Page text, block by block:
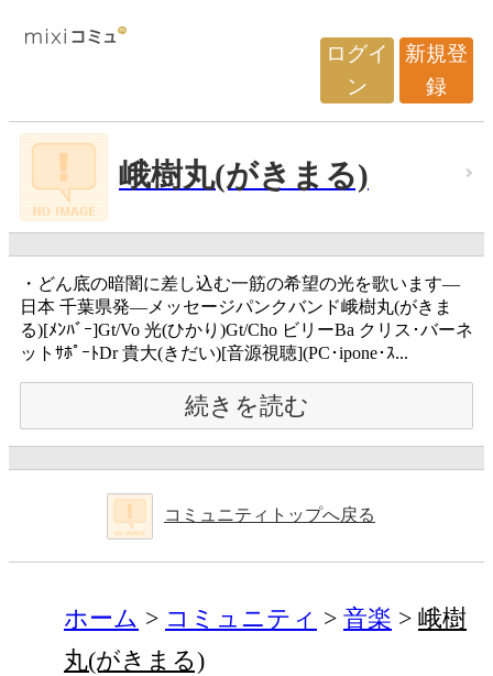
ログイ
ン
新規登
録
峨樹丸(がきまる)
・どん底の暗闇に差し込む一筋の希望の光を歌います―
日本 千葉県発―メッセージパンクバンド峨樹丸(がきま
る)[ﾒﾝﾊﾞｰ]Gt/Vo 光(ひかり)Gt/Cho ビリーBa クリス･バーネ
ットｻﾎﾟｰﾄDr 貴大(きだい)[音源視聴](PC･ipone･ｽ...
続きを読む
コミュニティトップへ戻る
ホーム コミュニティ 音楽
峨樹
丸(がきまる)